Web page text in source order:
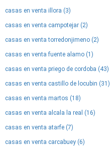
casas en venta illora (3)
casas en venta campotejar (2)
casas en venta torredonjimeno (2)
casas en venta fuente alamo (1)
casas en venta priego de cordoba (43)
casas en venta castillo de locubin (31)
casas en venta martos (18)
casas en venta alcala la real (16)
casas en venta atarfe (7)
casas en venta carcabuey (6)